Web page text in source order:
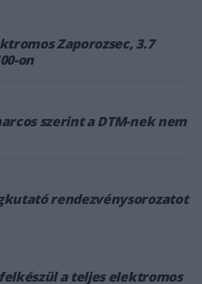
Zaporozsec, 3.7
on
szerint a DTM-nek nem
rendezvénysorozatot
a teljes elektromos